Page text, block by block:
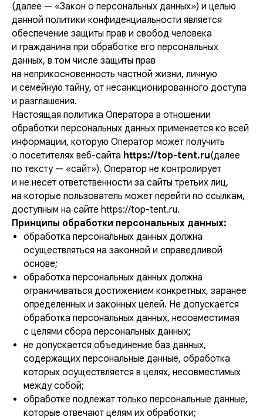
(далее — «Закон о персональных данных») и целью
данной политики конфиденциальности является
обеспечение защиты прав и свобод человека
и гражданина при обработке его персональных
данных, в том числе защиты прав
на неприкосновенность частной жизни, личную
и семейную тайну, от несанкционированного доступа
и разглашения.
Настоящая политика Оператора в отношении
обработки персональных данных применяется ко всей
информации, которую Оператор может получить
о посетителях веб-сайта https://top-tent.ru(далее
по тексту — «сайт»). Оператор не контролирует
и не несет ответственности за сайты третьих лиц,
на которые пользователь может перейти по ссылкам,
доступным на сайте https://top-tent.ru.
Принципы обработки персональных данных:
обработка персональных данных должна
осуществляться на законной и справедливой
основе;
обработка персональных данных должна
ограничиваться достижением конкретных, заранее
определенных и законных целей. Не допускается
обработка персональных данных, несовместимая
с целями сбора персональных данных;
не допускается объединение баз данных,
содержащих персональные данные, обработка
которых осуществляется в целях, несовместимых
между собой;
обработке подлежат только персональные данные,
которые отвечают целям их обработки;